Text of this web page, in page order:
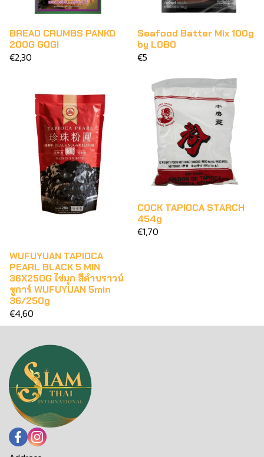
BREAD CRUMBS PANKO
200G GOGI
€2,30
Seafood Batter Mix 100g
by LOBO
€5
WUFUYUAN TAPIOCA
PEARL BLACK 5 MIN
36X250G ไข่มุก สีดำบราวน์
ชูการ์ WUFUYUAN 5min
36/250g
€4,60
COCK TAPIOCA STARCH
454g
€1,70